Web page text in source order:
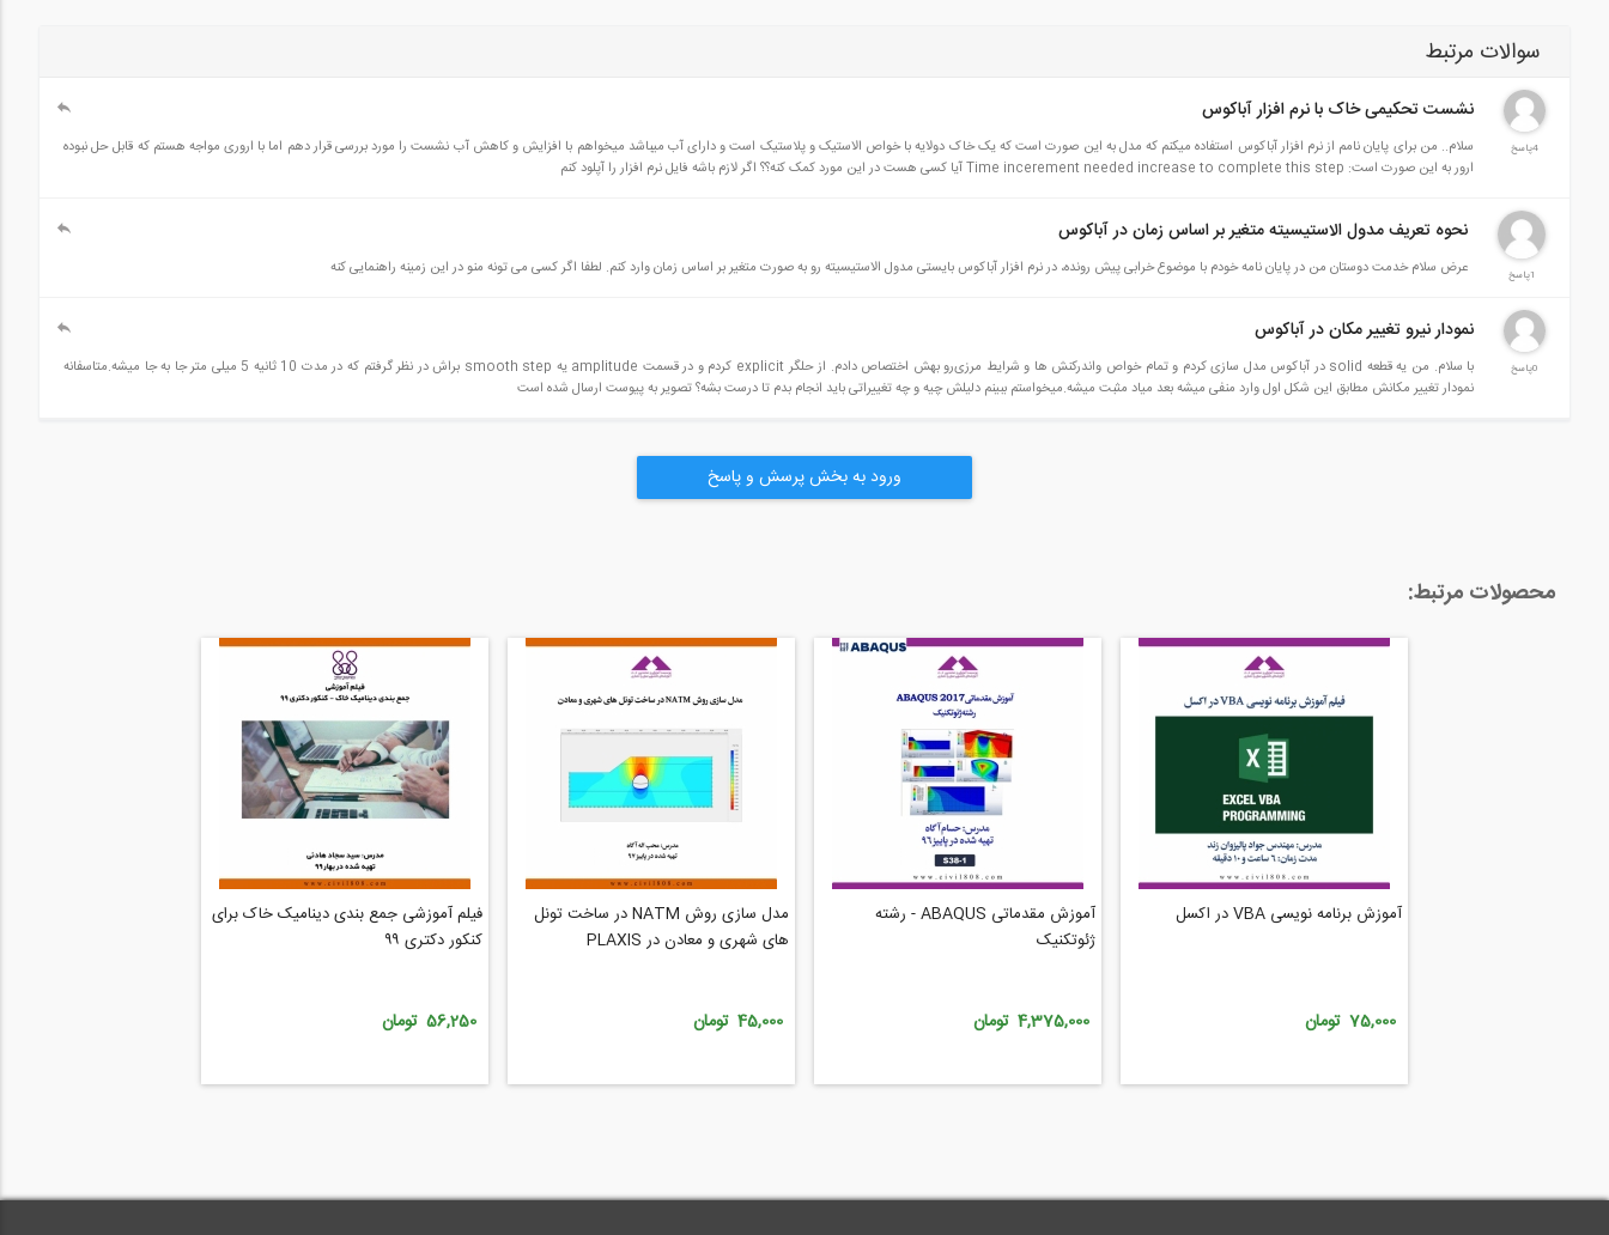
سوالات مرتبط
4پاسخ
نشست تحکیمی خاک با نرم افزار آباکوس
سلام.. من برای پایان نامم از نرم افزار آباکوس استفاده میکنم که مدل به این صورت است که یک خاک دولایه با خواص الاستیک و پلاستیک است و دارای آب میباشد میخواهم با افزایش و کاهش آب نشست را مورد بررسی قرار دهم اما با اروری مواجه هستم که قابل حل نبوده
ارور به این صورت است: Time incerement needed increase to complete this step آیا کسی هست در این مورد کمک کنه؟؟ اگر لازم باشه فایل نرم افزار را آپلود کنم
1پاسخ
نحوه تعریف مدول الاستیسیته متغیر بر اساس زمان در آباکوس
عرض سلام خدمت دوستان من در پایان نامه خودم با موضوع خرابی پیش رونده، در نرم افزار آباکوس بایستی مدول الاستیسیته رو به صورت متغیر بر اساس زمان وارد کنم. لطفا اگر کسی می تونه منو در این زمینه راهنمایی کنه
0پاسخ
نمودار نیرو تغییر مکان در آباکوس
با سلام. من یه قطعه solid در آباکوس مدل سازی کردم و تمام خواص و‌اندرکنش ها و شرایط مرزی‌رو بهش اختصاص دادم. از حلگر explicit کردم و در قسمت amplitude یه smooth step براش در نظر گرفتم که در مدت 10 ثانیه 5 میلی متر جا به جا میشه.متاسفانه
نمودار تغییر مکانش مطابق این شکل اول وارد منفی میشه بعد میاد مثبت میشه.میخواستم ببینم دلیلش چیه و چه تغییراتی باید انجام بدم تا درست بشه؟ تصویر به پیوست ارسال شده است
ورود به بخش پرسش و پاسخ
محصولات مرتبط:
آموزش برنامه نویسی VBA در اکسل
75,000 تومان
آموزش مقدماتی ABAQUS - رشته
ژئوتکنیک
4,375,000 تومان
مدل سازی روش NATM در ساخت تونل
های شهری و معادن در PLAXIS
45,000 تومان
فیلم آموزشی جمع‌ بندی دینامیک خاک برای
کنکور دکتری ۹۹
56,250 تومان